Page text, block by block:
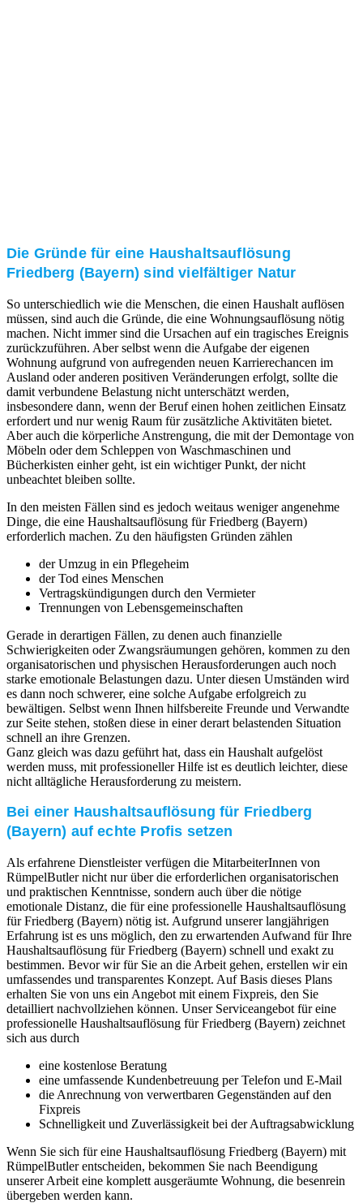
Die Gründe für eine Haushaltsauflösung
Friedberg (Bayern) sind vielfältiger Natur
So unterschiedlich wie die Menschen, die einen Haushalt auflösen
müssen, sind auch die Gründe, die eine Wohnungsauflösung nötig
machen. Nicht immer sind die Ursachen auf ein tragisches Ereignis
zurückzuführen. Aber selbst wenn die Aufgabe der eigenen
Wohnung aufgrund von aufregenden neuen Karrierechancen im
Ausland oder anderen positiven Veränderungen erfolgt, sollte die
damit verbundene Belastung nicht unterschätzt werden,
insbesondere dann, wenn der Beruf einen hohen zeitlichen Einsatz
erfordert und nur wenig Raum für zusätzliche Aktivitäten bietet.
Aber auch die körperliche Anstrengung, die mit der Demontage von
Möbeln oder dem Schleppen von Waschmaschinen und
Bücherkisten einher geht, ist ein wichtiger Punkt, der nicht
unbeachtet bleiben sollte.
In den meisten Fällen sind es jedoch weitaus weniger angenehme
Dinge, die eine Haushaltsauflösung für Friedberg (Bayern)
erforderlich machen. Zu den häufigsten Gründen zählen
der Umzug in ein Pflegeheim
der Tod eines Menschen
Vertragskündigungen durch den Vermieter
Trennungen von Lebensgemeinschaften
Gerade in derartigen Fällen, zu denen auch finanzielle
Schwierigkeiten oder Zwangsräumungen gehören, kommen zu den
organisatorischen und physischen Herausforderungen auch noch
starke emotionale Belastungen dazu. Unter diesen Umständen wird
es dann noch schwerer, eine solche Aufgabe erfolgreich zu
bewältigen. Selbst wenn Ihnen hilfsbereite Freunde und Verwandte
zur Seite stehen, stoßen diese in einer derart belastenden Situation
schnell an ihre Grenzen.
Ganz gleich was dazu geführt hat, dass ein Haushalt aufgelöst
werden muss, mit professioneller Hilfe ist es deutlich leichter, diese
nicht alltägliche Herausforderung zu meistern.
Bei einer Haushaltsauflösung für Friedberg
(Bayern) auf echte Profis setzen
Als erfahrene Dienstleister verfügen die MitarbeiterInnen von
RümpelButler nicht nur über die erforderlichen organisatorischen
und praktischen Kenntnisse, sondern auch über die nötige
emotionale Distanz, die für eine professionelle Haushaltsauflösung
für Friedberg (Bayern) nötig ist. Aufgrund unserer langjährigen
Erfahrung ist es uns möglich, den zu erwartenden Aufwand für Ihre
Haushaltsauflösung für Friedberg (Bayern) schnell und exakt zu
bestimmen. Bevor wir für Sie an die Arbeit gehen, erstellen wir ein
umfassendes und transparentes Konzept. Auf Basis dieses Plans
erhalten Sie von uns ein Angebot mit einem Fixpreis, den Sie
detailliert nachvollziehen können. Unser Serviceangebot für eine
professionelle Haushaltsauflösung für Friedberg (Bayern) zeichnet
sich aus durch
eine kostenlose Beratung
eine umfassende Kundenbetreuung per Telefon und E-Mail
die Anrechnung von verwertbaren Gegenständen auf den
Fixpreis
Schnelligkeit und Zuverlässigkeit bei der Auftragsabwicklung
Wenn Sie sich für eine Haushaltsauflösung Friedberg (Bayern) mit
RümpelButler entscheiden, bekommen Sie nach Beendigung
unserer Arbeit eine komplett ausgeräumte Wohnung, die besenrein
übergeben werden kann.